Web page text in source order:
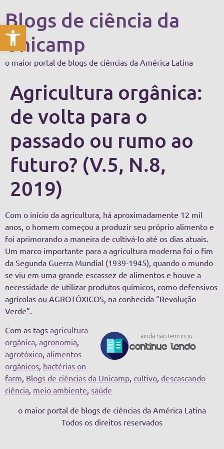
Abrir a barra de ferramentas
Blogs de ciência da
Unicamp
o maior portal de blogs de ciências da América Latina
Agricultura orgânica:
de volta para o
passado ou rumo ao
futuro? (V.5, N.8,
2019)
Com o início da agricultura, há aproximadamente 12 mil
anos, o homem começou a produzir seu próprio alimento e
foi aprimorando a maneira de cultivá-lo até os dias atuais.
Um marco importante para a agricultura moderna foi o fim
da Segunda Guerra Mundial (1939-1945), quando o mundo
se viu em uma grande escassez de alimentos e houve a
necessidade de utilizar produtos químicos, como defensivos
agrícolas ou AGROTÓXICOS, na conhecida “Revolução
Verde”.
Com as tags agricultura
orgânica, agronomia,
agrotóxico, alimentos
orgânicos, bactérias on
farm, Blogs de ciências da Unicamp, cultivo, descascando
ciência, meio ambiente, saúde
o maior portal de blogs de ciências da América Latina
Todos os direitos reservados